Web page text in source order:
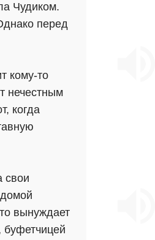
Чудиком.
перед
кому-то
нечестным
когда
свои
вынуждает
буфетчицей